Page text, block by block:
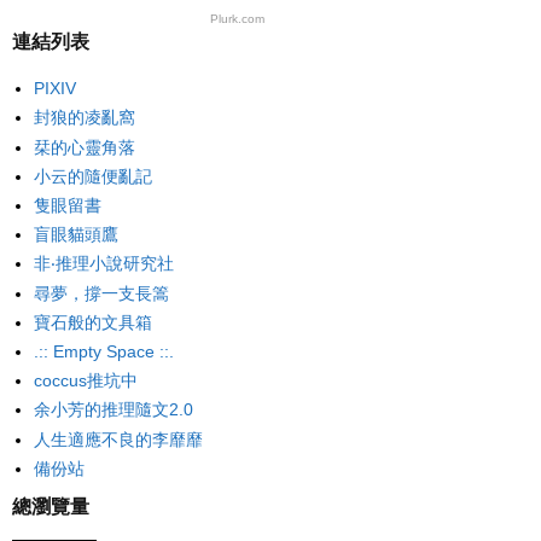
Plurk.com
連結列表
PIXIV
封狼的凌亂窩
栞的心靈角落
小云的隨便亂記
隻眼留書
盲眼貓頭鷹
非‧推理小說研究社
尋夢，撐一支長篙
寶石般的文具箱
.:: Empty Space ::.
coccus推坑中
余小芳的推理隨文2.0
人生適應不良的李靡靡
備份站
總瀏覽量